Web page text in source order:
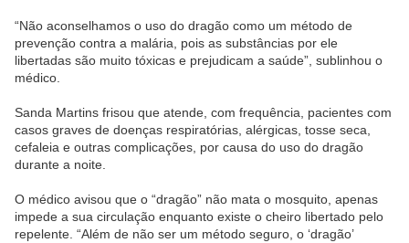
“Não aconselhamos o uso do dragão como um método de
prevenção contra a malária, pois as substâncias por ele
libertadas são muito tóxicas e prejudicam a saúde”, sublinhou o
médico.
Sanda Martins frisou que atende, com frequência, pacientes com
casos graves de doenças respiratórias, alérgicas, tosse seca,
cefaleia e outras complicações, por causa do uso do dragão
durante a noite.
O médico avisou que o “dragão” não mata o mosquito, apenas
impede a sua circulação enquanto existe o cheiro libertado pelo
repelente. “Além de não ser um método seguro, o ‘dragão’